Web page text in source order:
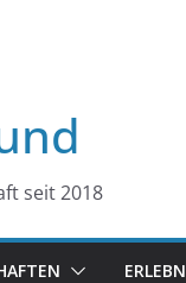
seit 2018